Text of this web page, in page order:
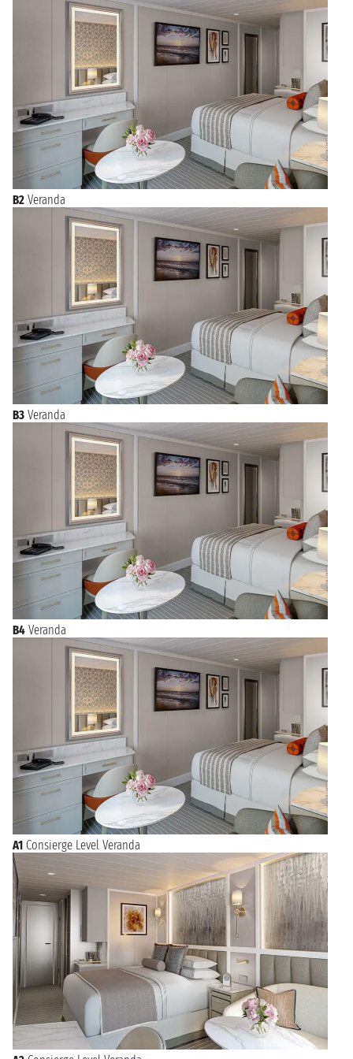
B2 Veranda
B3 Veranda
B4 Veranda
A1 Consierge Level Veranda